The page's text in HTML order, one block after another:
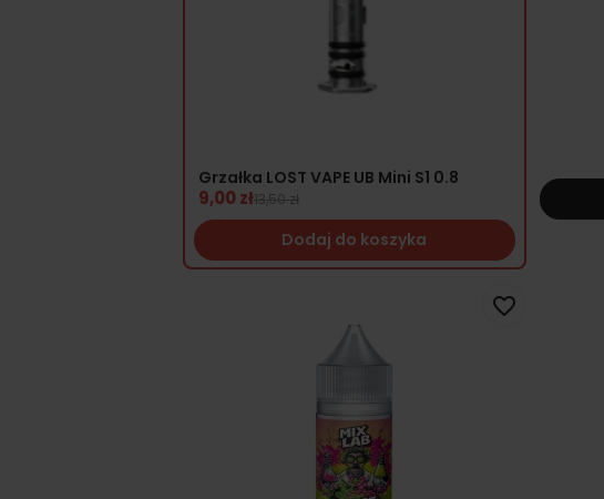
Grzałka LOST VAPE UB Mini S1 0.8
9,00 zł13,50 zł
Dodaj do koszyka
favorite_border